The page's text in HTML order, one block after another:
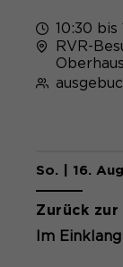
10:30 bis
RVR-
So. | 16.
Zurück zur
Im